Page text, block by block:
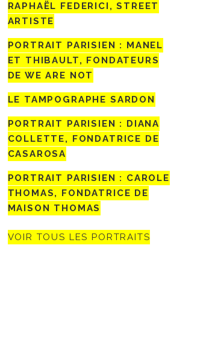
RAPHAËL FEDERICI, STREET
ARTISTE
PORTRAIT PARISIEN : MANEL
ET THIBAULT, FONDATEURS
DE WE ARE NOT
LE TAMPOGRAPHE SARDON
PORTRAIT PARISIEN : DIANA
COLLETTE, FONDATRICE DE
CASAROSA
PORTRAIT PARISIEN : CAROLE
THOMAS, FONDATRICE DE
MAISON THOMAS
VOIR TOUS LES PORTRAITS